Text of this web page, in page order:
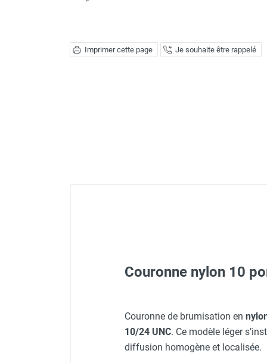
Extracteur d'air mural centrifuge
Déshumidificateur fixe
Déshumidificateur de maison et de
Déshydrateur
Humidificateur d'air
Purificateur d'air
Imprimer cette page Je souhaite être rappelé
Coffret pompe de
Couronne nylon 10
Couronne de brumisation en
10/24 UNC. Ce modèle léger
diffusion homogène et localisée.